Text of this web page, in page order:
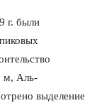
г. были
м, Аль-
выделение